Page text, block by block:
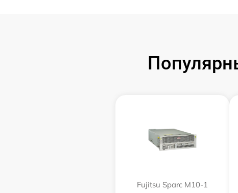
Fujitsu Sparc M10-1